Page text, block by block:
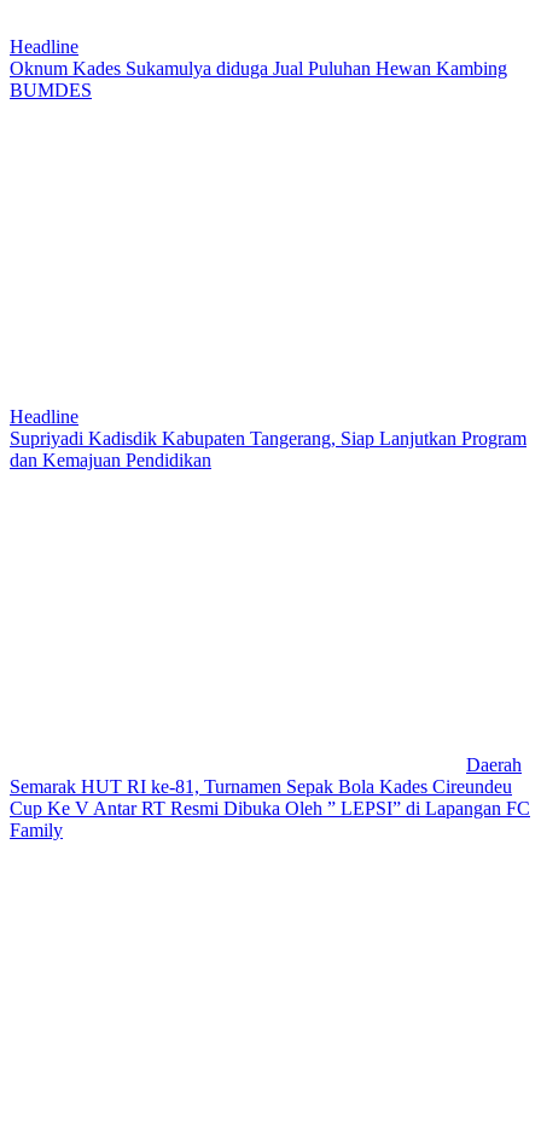
Headline
Oknum Kades Sukamulya diduga Jual Puluhan Hewan Kambing
BUMDES
Headline
Supriyadi Kadisdik Kabupaten Tangerang, Siap Lanjutkan Program
dan Kemajuan Pendidikan
Daerah
Semarak HUT RI ke-81, Turnamen Sepak Bola Kades Cireundeu
Cup Ke V Antar RT Resmi Dibuka Oleh ” LEPSI” di Lapangan FC
Family